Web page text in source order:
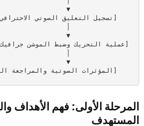
المرحلة الأولى: فهم الأهداف
المستهدف